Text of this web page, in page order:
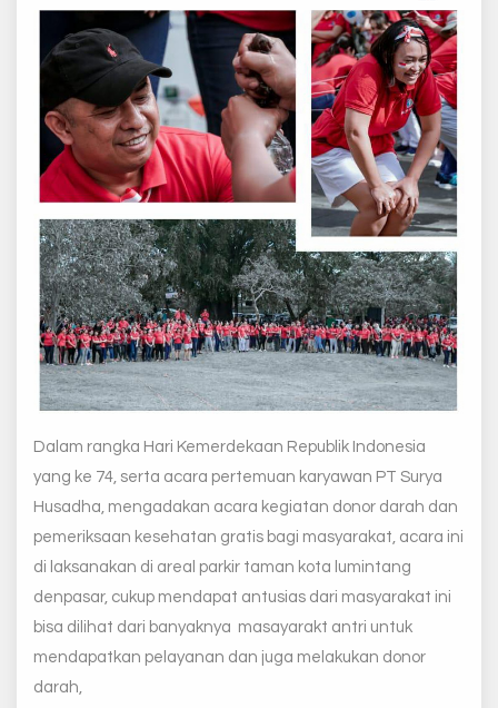
Dalam rangka Hari Kemerdekaan Republik Indonesia
yang ke 74, serta acara pertemuan karyawan PT Surya
Husadha, mengadakan acara kegiatan donor darah dan
pemeriksaan kesehatan gratis bagi masyarakat, acara ini
di laksanakan di areal parkir taman kota lumintang
denpasar, cukup mendapat antusias dari masyarakat ini
bisa dilihat dari banyaknya masayarakt antri untuk
mendapatkan pelayanan dan juga melakukan donor
darah,